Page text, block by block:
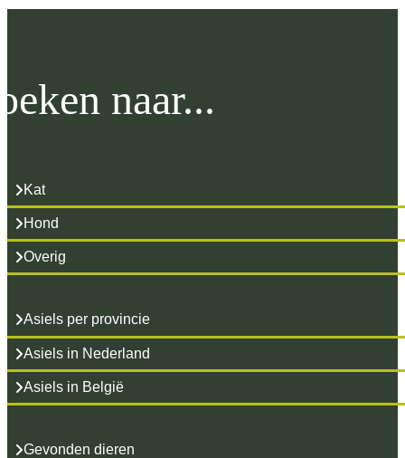
naar...
Kat
Hond
Overig
Asiels per provincie
Asiels in Nederland
Asiels in België
Gevonden dieren